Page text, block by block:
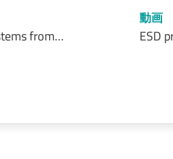
from…
動画
ESD